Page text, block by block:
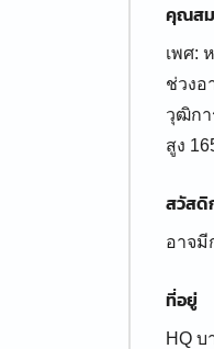
คุณส
เพศ:
ช่วงอ
วุฒิก
สูง
สวัสดิ
อาจมี
ที่อยู่
HQ